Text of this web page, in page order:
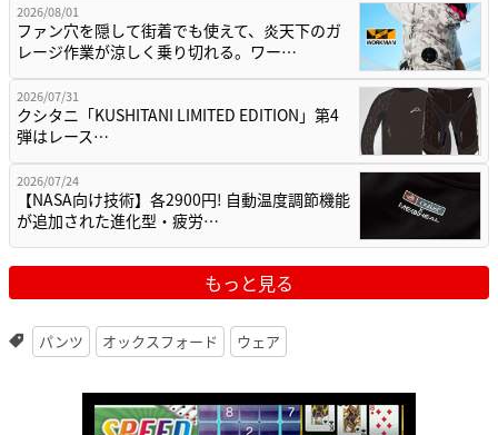
2026/08/01
ファン穴を隠して街着でも使えて、炎天下のガ
レージ作業が涼しく乗り切れる。ワー…
2026/07/31
クシタニ「KUSHITANI LIMITED EDITION」第4
弾はレース…
2026/07/24
【NASA向け技術】各2900円! 自動温度調節機能
が追加された進化型・疲労…
もっと見る
パンツ オックスフォード ウェア